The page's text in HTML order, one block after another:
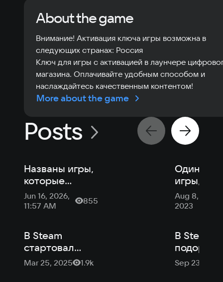
About the game
Внимание! Активация ключа игры возможна в
следующих странах: Россия
Ключ для игры с активацией в лаунчере
магазина. Оплачивайте удобным способом и
наслаждайтесь качественным контентом!
More about the game
Posts
Названы игры,
которые
удалят из PS
Plus в июле
Jun 16, 2026,
11:57 AM
855
В Steam
стартовал
«Фестиваль
Mar 25, 2025 1.9k
игры,
которые
хочется
снова
Aug 8,
2023
В Steam
серия игр
Tropico
Sep 23, 2021